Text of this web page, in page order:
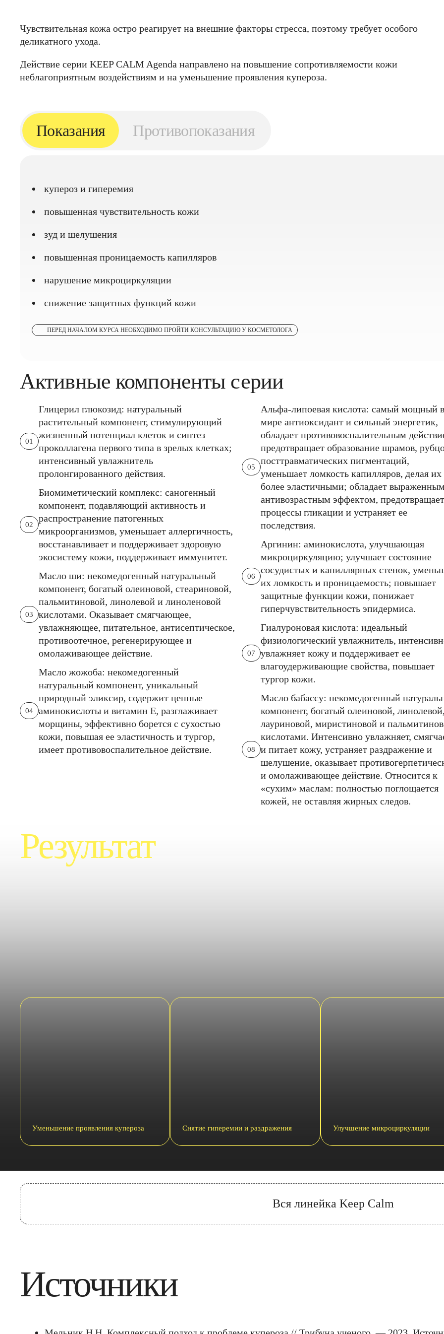
Чувствительная кожа остро реагирует на внешние факторы стресса, поэтому требует особого
деликатного ухода.
Действие серии KEEP CALM Agenda направлено на повышение сопротивляемости кожи
неблагоприятным воздействиям и на уменьшение проявления купероза.
Показания Противопоказания
купероз и гиперемия
повышенная чувствительность кожи
зуд и шелушения
повышенная проницаемость капилляров
нарушение микроциркуляции
снижение защитных функций кожи
ПЕРЕД НАЧАЛОМ КУРСА НЕОБХОДИМО ПРОЙТИ КОНСУЛЬТАЦИЮ У КОСМЕТОЛОГА
Активные компоненты серии
01
Глицерил глюкозид: натуральный
растительный компонент, стимулирующий
жизненный потенциал клеток и синтез
проколлагена первого типа в зрелых клетках;
интенсивный увлажнитель
пролонгированного действия.
02
Биомиметический комплекс: саногенный
компонент, подавляющий активность и
распространение патогенных
микроорганизмов, уменьшает аллергичность,
восстанавливает и поддерживает здоровую
экосистему кожи, поддерживает иммунитет.
03
Масло ши: некомедогенный натуральный
компонент, богатый олеиновой, стеариновой,
пальмитиновой, линолевой и линоленовой
кислотами. Оказывает смягчающее,
увлажняющее, питательное, антисептическое,
противоотечное, регенерирующее и
омолаживающее действие.
04
Масло жожоба: некомедогенный
натуральный компонент, уникальный
природный эликсир, содержит ценные
аминокислоты и витамин Е, разглаживает
морщины, эффективно борется с сухостью
кожи, повышая ее эластичность и тургор,
имеет противовоспалительное действие.
05
Альфа-липоевая кислота: самый мощный в
мире антиоксидант и сильный энергетик,
обладает противовоспалительным
предотвращает образование шрамов,
посттравматических пигментаций,
уменьшает ломкость капилляров, делая их
более эластичными; обладает выраженным
антивозрастным эффектом, предотвращает
процессы гликации и устраняет ее
последствия.
06
Аргинин: аминокислота, улучшающая
микроциркуляцию; улучшает состояние
сосудистых и капиллярных стенок,
их ломкость и проницаемость; повышает
защитные функции кожи, понижает
гиперчувствительность эпидермиса.
07
Гиалуроновая кислота: идеальный
физиологический увлажнитель,
увлажняет кожу и поддерживает ее
влагоудерживающие свойства, повышает
тургор кожи.
08
Масло бабассу: некомедогенный
компонент, богатый олеиновой, линолевой,
лауриновой, миристиновой и
кислотами. Интенсивно увлажняет,
и питает кожу, устраняет раздражение и
шелушение, оказывает
и омолаживающее действие. Относится к
«сухим» маслам: полностью поглощается
кожей, не оставляя жирных следов.
Результат
Уменьшение проявления купероза Снятие гиперемии и раздражения Улучшение микроциркуляции
Вся линейка Keep Calm
Источники